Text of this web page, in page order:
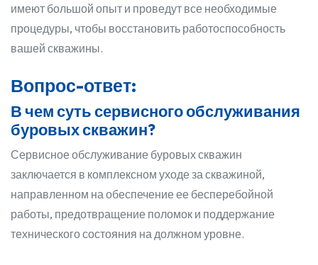
имеют большой опыт и проведут все необходимые
процедуры, чтобы восстановить работоспособность
вашей скважины.
Вопрос-ответ:
В чем суть сервисного обслуживания
буровых скважин?
Сервисное обслуживание буровых скважин
заключается в комплексном уходе за скважиной,
направленном на обеспечение ее бесперебойной
работы, предотвращение поломок и поддержание
технического состояния на должном уровне.